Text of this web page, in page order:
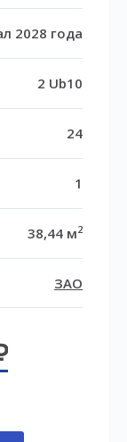
2028 года
2 Ub10
24
1
38,44 м2
ЗАО